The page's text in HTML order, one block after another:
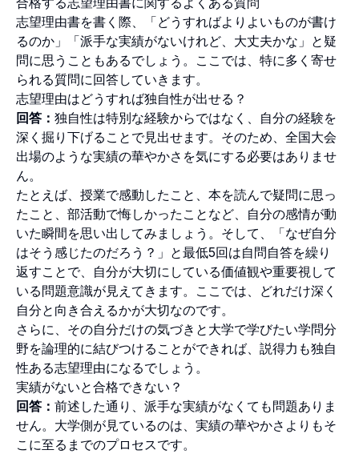
志望理由書を書く際、「どうすればよりよいものが書け
るのか」「派手な実績がないけれど、大丈夫かな」と疑
問に思うこともあるでしょう。ここでは、特に多く寄せ
られる質問に回答していきます。
志望理由はどうすれば独自性が出せる？
回答： 独自性は特別な経験からではなく、自分の経験を
深く掘り下げることで見出せます。そのため、全国大会
出場のような実績の華やかさを気にする必要はありませ
ん。
たとえば、授業で感動したこと、本を読んで疑問に思っ
たこと、部活動で悔しかったことなど、自分の感情が動
いた瞬間を思い出してみましょう。そして、「なぜ自分
はそう感じたのだろう？」と最低5回は自問自答を繰り
返すことで、自分が大切にしている価値観や重要視して
いる問題意識が見えてきます。ここでは、どれだけ深く
自分と向き合えるかが大切なのです。
さらに、その自分だけの気づきと大学で学びたい学問分
野を論理的に結びつけることができれば、説得力も独自
性ある志望理由になるでしょう。
実績がないと合格できない？
回答： 前述した通り、派手な実績がなくても問題ありま
せん。大学側が見ているのは、実績の華やかさよりもそ
こに至るまでのプロセスです。